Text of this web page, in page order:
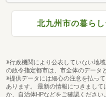
北九州市の暮ら
※行政機関により公表していない地
の政令指定都市は、市全体のデータ
※提供データには細心の注意を払っ
あります。 最新の情報につきまし
か、自治体HPなどをご確認ください。